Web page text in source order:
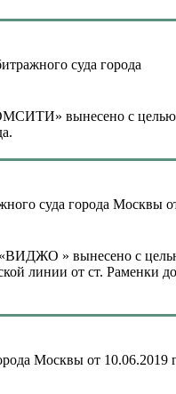
суда города
вынесено с целью
суда города Москвы
» вынесено с
линии от ст. Раменки до
Москвы от 10.06.2019